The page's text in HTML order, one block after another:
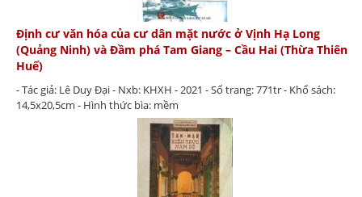
Định cư văn hóa của cư dân mặt nước ở Vịnh Hạ Long
(Quảng Ninh) và Đầm phá Tam Giang – Cầu Hai (Thừa Thiên
Huế)
- Tác giả: Lê Duy Đại - Nxb: KHXH - 2021 - Số trang: 771tr - Khổ sách:
14,5x20,5cm - Hình thức bìa: mềm